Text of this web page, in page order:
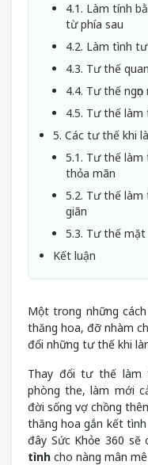
4.1. Làm tính
từ phía sau
4.2. Làm tình
4.3. Tư thế
4.4. Tư thế
4.5. Tư thế
5. Các tư thế khi
5.1. Tư thế làm
thỏa mãn
5.2. Tư thế làm
giãn
5.3. Tư thế
Kết luận
Một trong những
thăng hoa, đỡ nhàm
đổi những tư thế khi
Thay đổi tư thế làm
phòng the, làm mới
đời sống vợ chồng
thăng hoa gắn kết
đây Sức Khỏe 360 sẽ
tình cho nàng mân